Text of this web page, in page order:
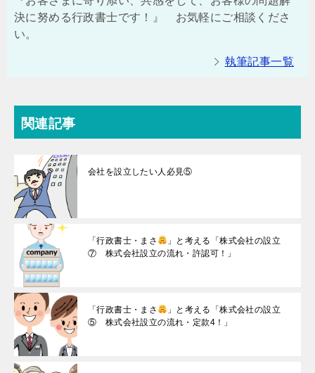
決に努める行政書士です！』 お気軽にご相談くださ
い。
執筆記事一覧
関連記事
会社を設立したい人必見⑤
「行政書士・まさ
」と考える「株式会社の設立
⑦ 株式会社設立の流れ・許認可！」
「行政書士・まさ
」と考える「株式会社の設立
⑤ 株式会社設立の流れ・定款4！」